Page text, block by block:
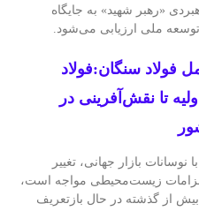
«رهبر شهید» به جایگاه
ملی ارزیابی می‌شود.
فولاد سنگان:فولاد
تا نقش‌آفرینی در
بازار جهانی، تغییر
زیست‌محیطی مواجه است،
از گذشته در حال بازتعریف